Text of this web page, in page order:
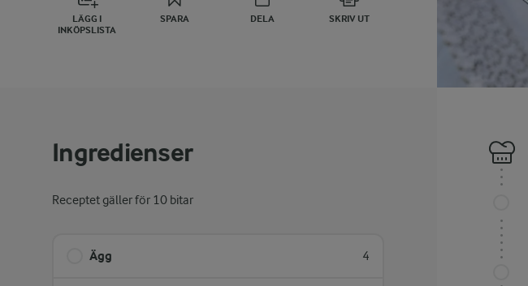
LÄGG I
INKÖPSLISTA
SPARA DELA SKRIV UT
Ingredienser
Receptet gäller för 10 bitar
Ägg 4